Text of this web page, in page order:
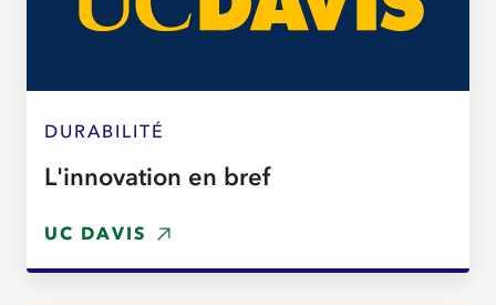
DURABILITÉ
L'innovation en bref
UC DAVIS